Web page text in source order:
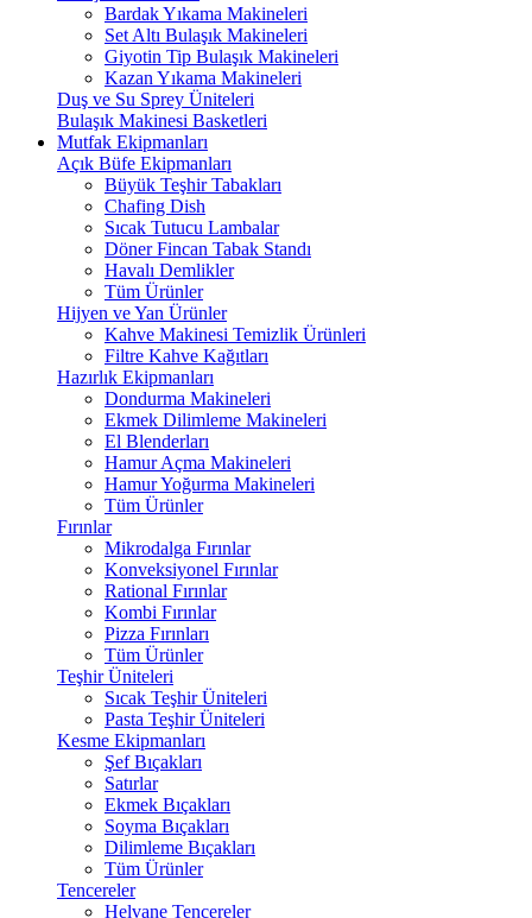
Bardak Yıkama Makineleri
Set Altı Bulaşık Makineleri
Giyotin Tip Bulaşık Makineleri
Kazan Yıkama Makineleri
Duş ve Su Sprey Üniteleri
Bulaşık Makinesi Basketleri
Mutfak Ekipmanları
Açık Büfe Ekipmanları
Büyük Teşhir Tabakları
Chafing Dish
Sıcak Tutucu Lambalar
Döner Fincan Tabak Standı
Havalı Demlikler
Tüm Ürünler
Hijyen ve Yan Ürünler
Kahve Makinesi Temizlik Ürünleri
Filtre Kahve Kağıtları
Hazırlık Ekipmanları
Dondurma Makineleri
Ekmek Dilimleme Makineleri
El Blenderları
Hamur Açma Makineleri
Hamur Yoğurma Makineleri
Tüm Ürünler
Fırınlar
Mikrodalga Fırınlar
Konveksiyonel Fırınlar
Rational Fırınlar
Kombi Fırınlar
Pizza Fırınları
Tüm Ürünler
Teşhir Üniteleri
Sıcak Teşhir Üniteleri
Pasta Teşhir Üniteleri
Kesme Ekipmanları
Şef Bıçakları
Satırlar
Ekmek Bıçakları
Soyma Bıçakları
Dilimleme Bıçakları
Tüm Ürünler
Tencereler
Helvane Tencereler